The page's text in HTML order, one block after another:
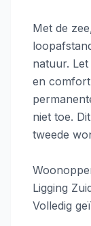
Met de
natuur.
en
niet toe.
tweede
Ligging
Volledig